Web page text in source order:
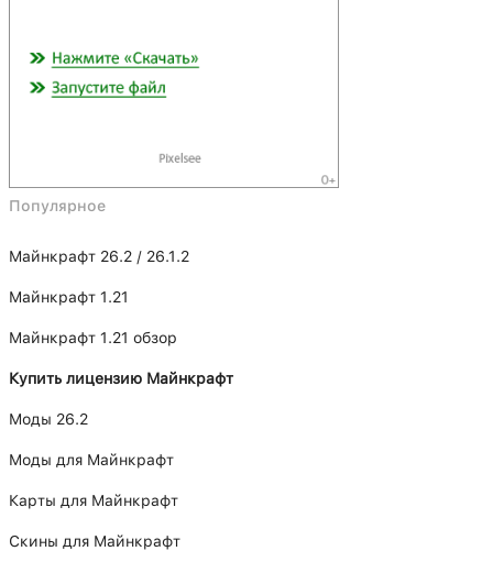
Популярное
Майнкрафт 26.2 / 26.1.2
Майнкрафт 1.21
Майнкрафт 1.21 обзор
Купить лицензию Майнкрафт
Моды 26.2
Моды для Майнкрафт
Карты для Майнкрафт
Скины для Майнкрафт